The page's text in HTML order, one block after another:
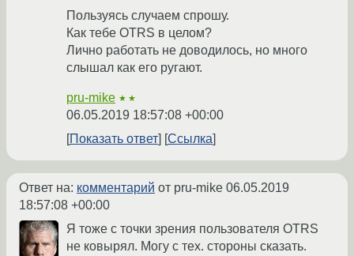
Пользуясь случаем спрошу.
Как тебе OTRS в целом?
Лично работать не доводилось, но много
слышал как его ругают.
pru-mike ★★
06.05.2019 18:57:08 +00:00
Показать ответ
Ссылка
Ответ на: комментарий от pru-mike 06.05.2019
18:57:08 +00:00
Я тоже с точки зрения пользователя OTRS
не ковырял. Могу с тех. стороны сказать.